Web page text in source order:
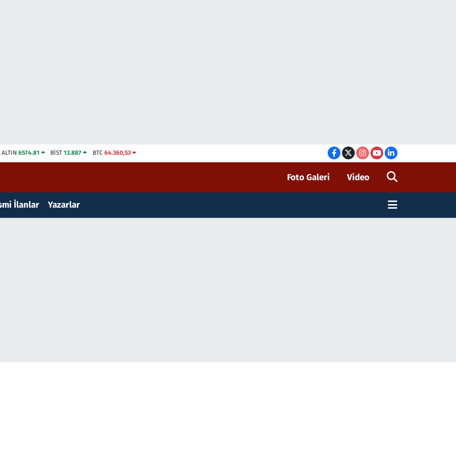
ALTIN 6574.81 BİST13.887 BTC 64.360,53
Foto Galeri Video
İlanlar Yazarlar